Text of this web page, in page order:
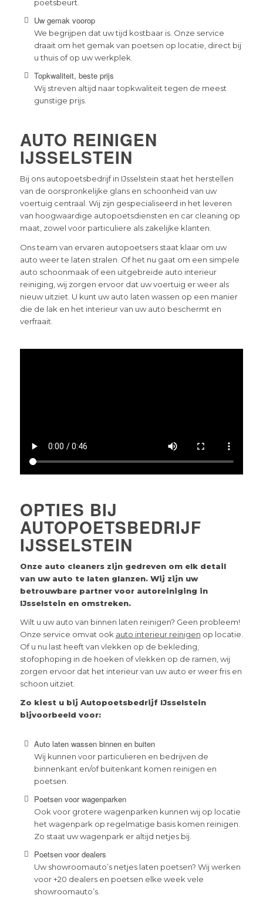
poetsbeurt.
Uw gemak voorop
We begrijpen dat uw tijd kostbaar is. Onze service
draait om het gemak van poetsen op locatie, direct bij
u thuis of op uw werkplek.
Topkwaliteit, beste prijs
Wij streven altijd naar topkwaliteit tegen de meest
gunstige prijs.
AUTO REINIGEN
IJSSELSTEIN
Bij ons autopoetsbedrijf in IJsselstein staat het herstellen
van de oorspronkelijke glans en schoonheid van uw
voertuig centraal. Wij zijn gespecialiseerd in het leveren
van hoogwaardige autopoetsdiensten en car cleaning op
maat, zowel voor particuliere als zakelijke klanten.
Ons team van ervaren autopoetsers staat klaar om uw
auto weer te laten stralen. Of het nu gaat om een simpele
auto schoonmaak of een uitgebreide auto interieur
reiniging, wij zorgen ervoor dat uw voertuig er weer als
nieuw uitziet. U kunt uw auto laten wassen op een manier
die de lak en het interieur van uw auto beschermt en
verfraait.
OPTIES BIJ
AUTOPOETSBEDRIJF
IJSSELSTEIN
Onze auto cleaners zijn gedreven om elk detail
van uw auto te laten glanzen. Wij zijn uw
betrouwbare partner voor autoreiniging in
IJsselstein en omstreken.
Wilt u uw auto van binnen laten reinigen? Geen probleem!
Onze service omvat ook auto interieur reinigen op locatie.
Of u nu last heeft van vlekken op de bekleding,
stofophoping in de hoeken of vlekken op de ramen, wij
zorgen ervoor dat het interieur van uw auto er weer fris en
schoon uitziet.
Zo kiest u bij Autopoetsbedrijf IJsselstein
bijvoorbeeld voor:
Auto laten wassen binnen en buiten
Wij kunnen voor particulieren en bedrijven de
binnenkant en/of buitenkant komen reinigen en
poetsen.
Poetsen voor wagenparken
Ook voor grotere wagenparken kunnen wij op locatie
het wagenpark op regelmatige basis komen reinigen.
Zo staat uw wagenpark er altijd netjes bij.
Poetsen voor dealers
Uw showroomauto’s netjes laten poetsen? Wij werken
voor +20 dealers en poetsen elke week vele
showroomauto’s.